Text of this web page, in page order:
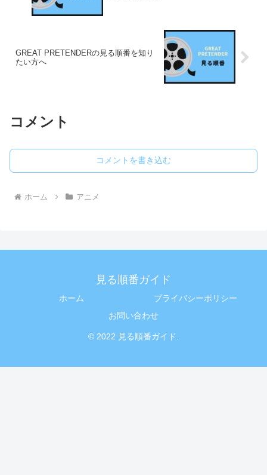
GREAT PRETENDERの見る順番を知り
たい方へ
コメント
コメントを書き込む
ホーム アニメ
見る順番ガイド
ホーム
プライバシーポリシー
お問い合わせ
© 2022 見る順番ガイド.